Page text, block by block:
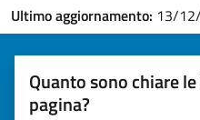
Ultimo aggiornamento: 13/
Quanto sono chiare
pagina?